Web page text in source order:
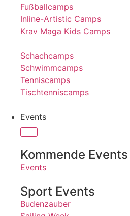
Fußballcamps
Inline-Artistic Camps
Krav Maga Kids Camps
Schachcamps
Schwimmcamps
Tenniscamps
Tischtenniscamps
Events
Kommende Events
Events
Sport Events
Budenzauber